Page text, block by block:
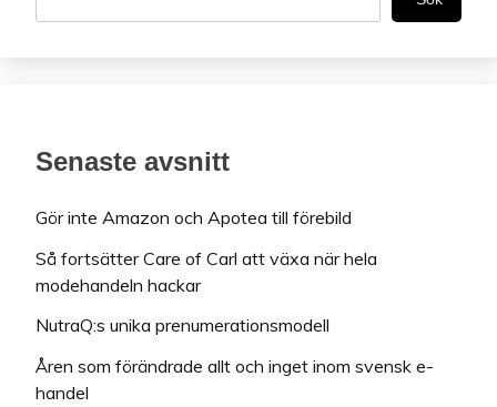
Senaste avsnitt
Gör inte Amazon och Apotea till förebild
Så fortsätter Care of Carl att växa när hela
modehandeln hackar
NutraQ:s unika prenumerationsmodell
Åren som förändrade allt och inget inom svensk e-
handel